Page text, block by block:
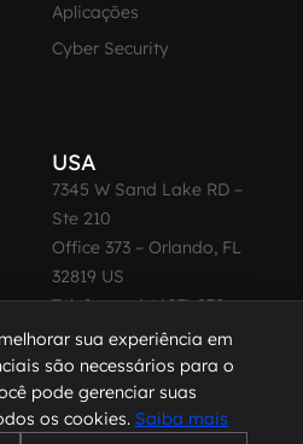
Aplicações
Cyber Security
USA
7345 W Sand Lake RD –
Ste 210
Office 373 – Orlando, FL
32819 US
Telefone: +1 (407) 270-
3065sua experiência em
são necessários para o
pode gerenciar suas
os cookies. Saiba mais